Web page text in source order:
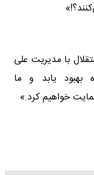
با مدیریت علی
بهبود یابد و ما
خواهیم کرد.»